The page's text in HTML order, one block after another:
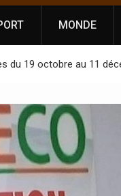
MONDE
du 19 octobre au 11